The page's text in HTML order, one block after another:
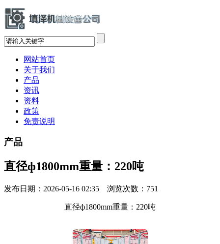
网站首页
关于我们
产品
资讯
资料
政策
免责说明
产品
直径ф1800mm重量：220吨
发布日期：2026-05-16 02:35 浏览次数： 751
直径ф1800mm重量：220吨